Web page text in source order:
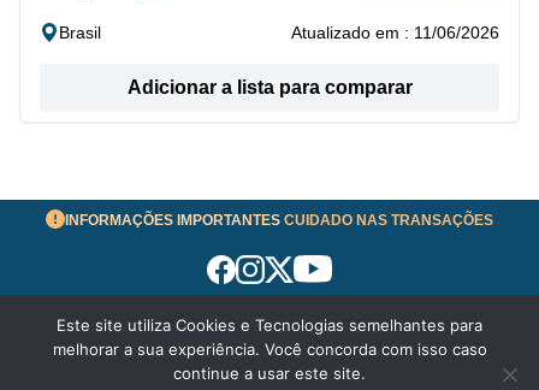
Brasil Atualizado em : 11/06/2026
Adicionar a lista para comparar
INFORMAÇÕES IMPORTANTES CUIDADO NAS TRANSAÇÕES
Termos de Uso
© 2026 aeronavesavenda.com | Todos os Direitos
Este site utiliza Cookies e Tecnologias semelhantes para
melhorar a sua experiência. Você concorda com isso caso
continue a usar este site.